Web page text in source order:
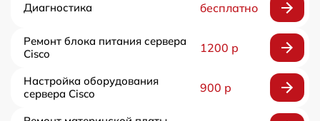
Диагностика бесплатно
Ремонт блока питания сервера
Cisco
1200 р
Настройка оборудования
сервера Cisco
900 р